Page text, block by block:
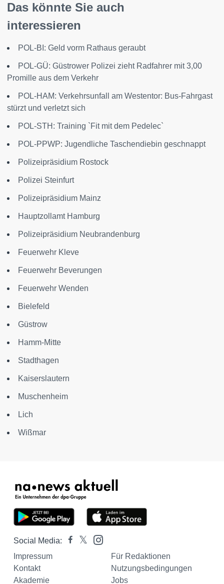
Das könnte Sie auch
interessieren
POL-BI: Geld vorm Rathaus geraubt
POL-GÜ: Güstrower Polizei zieht Radfahrer mit 3,00
Promille aus dem Verkehr
POL-HAM: Verkehrsunfall am Westentor: Bus-Fahrgast
stürzt und verletzt sich
POL-STH: Training `Fit mit dem Pedelec`
POL-PPWP: Jugendliche Taschendiebin geschnappt
Polizeipräsidium Rostock
Polizei Steinfurt
Polizeipräsidium Mainz
Hauptzollamt Hamburg
Polizeipräsidium Neubrandenburg
Feuerwehr Kleve
Feuerwehr Beverungen
Feuerwehr Wenden
Bielefeld
Güstrow
Hamm-Mitte
Stadthagen
Kaiserslautern
Muschenheim
Lich
Wißmar
Social Media:
Impressum
Für Redaktionen
Kontakt
Nutzungsbedingungen
Akademie
Jobs